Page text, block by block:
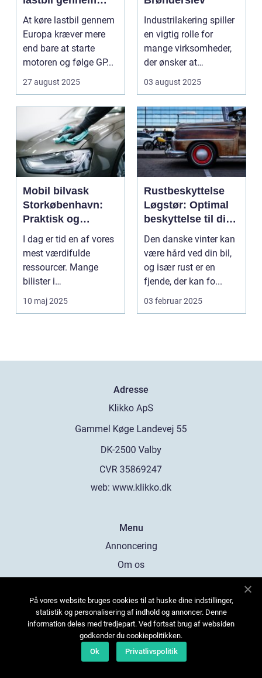
Europa
At køre lastbil gennem
Europa kræver mere
end bare at starte
motoren og følge GP...
27 august 2025
Industrilakering spiller
en vigtig rolle for
mange virksomheder,
der ønsker at
forlænge...
03 august 2025
Mobil bilvask
Storkøbenhavn:
Praktisk og
effektiv bilpleje
I dag er tid en af vores
mest værdifulde
ressourcer. Mange
bilister i
Storkøbenhavn &os...
10 maj 2025
Rustbeskyttelse
Løgstør: Optimal
beskyttelse til din
bil
Den danske vinter kan
være hård ved din bil,
og især rust er en
fjende, der kan fo...
03 februar 2025
Adresse
web: www.klikko.dk
Menu
Annoncering
Om os
Kontakt os
Sitemap
På vores website bruges cookies til at huske dine indstillinger,
statistik og personalisering af indhold og annoncer. Denne
information deles med tredjepart. Ved fortsat brug af websiden
godkender du cookiepolitikken.
Ok
Privatlivspolitik